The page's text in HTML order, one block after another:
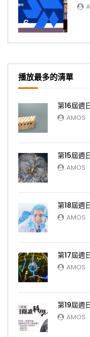
6
播放最多的清單
第16屆週
AMOS
第15屆週
AMOS
第18屆週
AMOS
第17屆週
AMOS
第19屆週
AMOS